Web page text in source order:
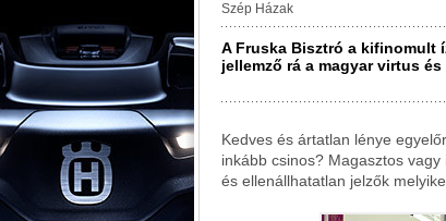
Szép Házak
A Fruska Bisztró a kifinomult
jellemző rá a magyar virtus
Kedves és ártatlan lénye
inkább csinos? Magasztos
és ellenállhatatlan jelzők